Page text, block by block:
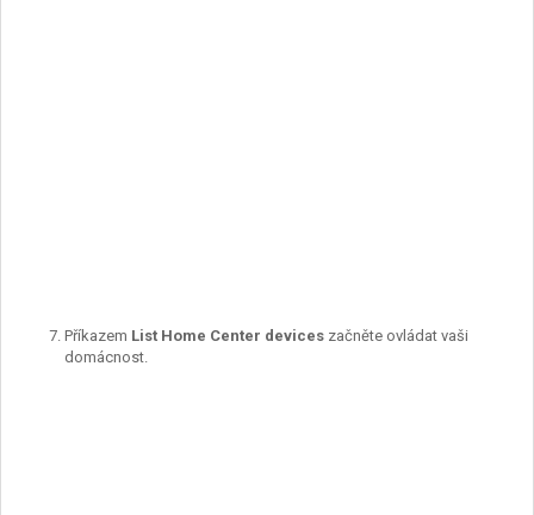
Příkazem List Home Center devices začněte ovládat vaši
domácnost.